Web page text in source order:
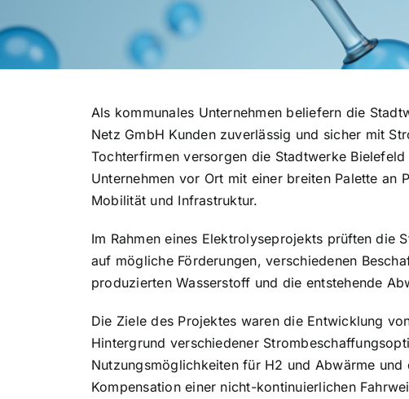
Als kommunales Unternehmen beliefern die
Netz GmbH Kunden zuverlässig und sicher mit
Tochterfirmen versorgen die Stadtwerke
Unternehmen vor Ort mit einer breiten Palette an
Mobilität und Infrastruktur.
Im Rahmen eines Elektrolyseprojekts prüften
auf mögliche Förderungen, verschiedenen
produzierten Wasserstoff und die entstehende
Die Ziele des Projektes waren die Entwicklung
Hintergrund verschiedener
Nutzungsmöglichkeiten für H2 und Abwärme
Kompensation einer nicht-kontinuierlichen